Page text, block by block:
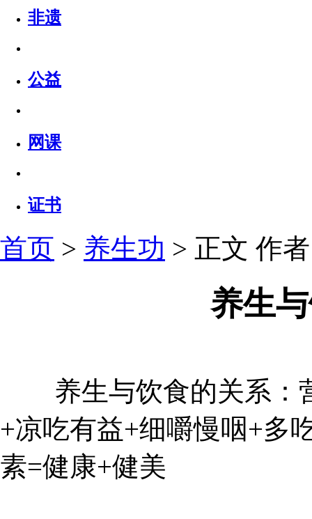
非遗
公益
网课
证书
首页 > 养生功 > 正文 作
养生
养生与饮食的关系：
+凉吃有益+细嚼慢咽+多
素=健康+健美